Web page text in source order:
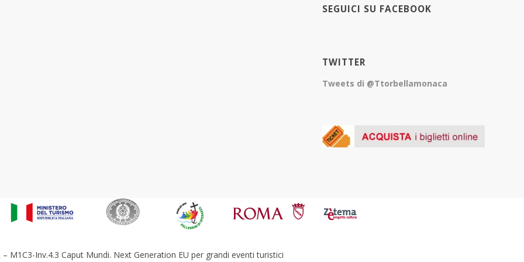
SEGUICI SU FACEBOOK
TWITTER
Tweets di @Ttorbellamonaca
– M1C3-Inv.4.3 Caput Mundi. Next Generation EU per grandi eventi turistici